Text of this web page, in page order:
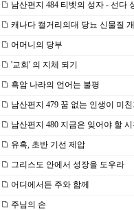
남산편지 484 티벳의 성자 - 선다
캐나다 캘거리의대 당뇨 신물질
어머니의 당부
'교회' 의 지체 되기
흑암 나라의 언어는 불평
남산편지 479 꿈 없는 인생이 미
남산편지 480 지금은 잊어야 할
유혹, 초반 기선 제압
그리스도 안에서 성장을 도우라
어디에서든 주와 함께
주님의 손